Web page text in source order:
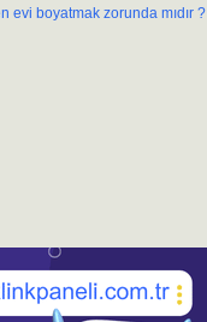
evi boyatmak zorunda mıdır ?